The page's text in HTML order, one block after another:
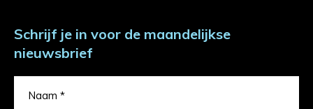
Schrijf je in voor de maandelijkse
nieuwsbrief